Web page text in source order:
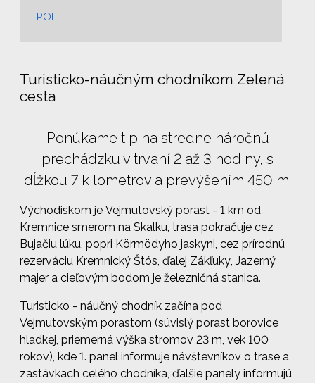
POI
Turisticko-náučným chodníkom Zelená
cesta
Ponúkame tip na stredne náročnú
prechádzku v trvaní 2 až 3 hodiny, s
dĺžkou 7 kilometrov a prevýšením 450 m.
Východiskom je Vejmutovský porast - 1 km od
Kremnice smerom na Skalku, trasa pokračuje cez
Bujačiu lúku, popri Körmödyho jaskyni, cez prírodnú
rezerváciu Kremnický Štós, ďalej Zákľuky, Jazerný
majer a cieľovým bodom je železničná stanica.
Turisticko - náučný chodník začína pod
Vejmutovským porastom (súvislý porast borovice
hladkej, priemerná výška stromov 23 m, vek 100
rokov), kde 1. panel informuje návštevníkov o trase a
zastávkach celého chodníka, ďalšie panely informujú